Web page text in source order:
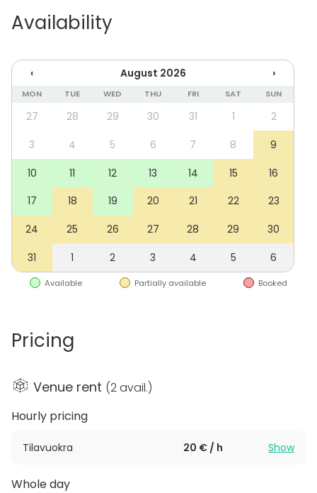
salin yhteydessä on käytössäsi pieni keittiö, joka
tuoda tänne omat naposteltavat, tai saada tilan
yhteistyökumppanien kautta tarjoilut suoraan paikan
päälle.
Mikäli kaipaat tapahtumallesi lisää tilaa, voit yhdistää
Lauri-salin vuokran alakerran
Edvard-salin
vuokran
yhteyteen, sekä laajentaa tilaisuutta jopa kauniille
pihalle ulkotiloihin. Alakerrasta löytyy myös
musiikkikellari, jossa voit soittaa rumpuja ja pitää
hauskaa. Kysythän tästä lisää!
Availability
‹ August 2026 ›
MON TUE WED THU FRI SAT SUN
27 28 29 30 31 1
2
3
4 5 6 7 8
9
10
11 12 13 14 15
16
17
18 19 20 21 22
23
24
25 26 27 28 29
30
31
1 2 3 4 5 6
Available Partially available Booked
Pricing
Venue rent (2 avail.)
Hourly pricing
Tilavuokra 20 € / h Show
Whole day